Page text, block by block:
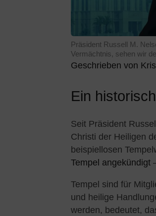
Präsident Russell M.
Vermächtnis, sehen wir
Geschrieben von
Ein
Seit Präsident
Christi der Heiligen
beispiellosen
Tempel angekündigt
Tempel sind für
und heilige
werden, bedeutet,